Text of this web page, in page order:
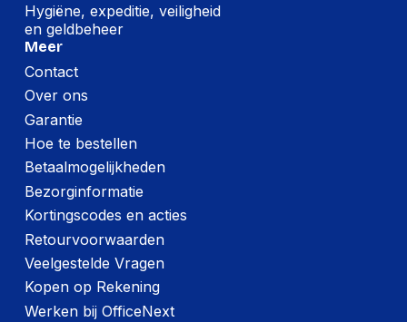
Hygiëne, expeditie, veiligheid
en geldbeheer
Meer
Contact
Over ons
Garantie
Hoe te bestellen
Betaalmogelijkheden
Bezorginformatie
Kortingscodes en acties
Retourvoorwaarden
Veelgestelde Vragen
Kopen op Rekening
Werken bij OfficeNext